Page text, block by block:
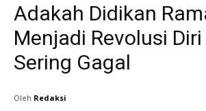
Adakah Didikan
Menjadi Revolusi
Sering Gagal
Oleh Redaksi